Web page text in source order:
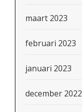
maart 2023
februari 2023
januari 2023
december 2022